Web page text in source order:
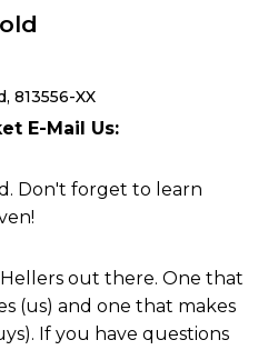
813556-XX
E-Mail Us:
Don't forget to learn
out there. One that
(us) and one that makes
If you have questions